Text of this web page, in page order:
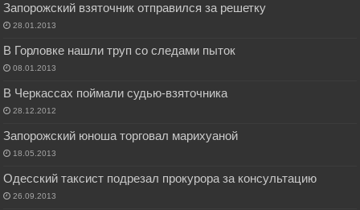
Запорожский взяточник отправился за решетку
28.01.2013
В Горловке нашли труп со следами пыток
08.01.2013
В Черкассах поймали судью-взяточника
28.12.2012
Запорожский юноша торговал марихуаной
18.05.2013
Одесский таксист подрезал прокурора за консультацию
26.09.2013